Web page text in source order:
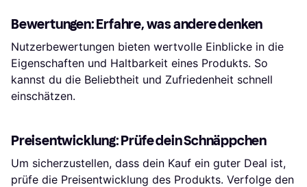
Bewertungen: Erfahre, was andere denken
Nutzerbewertungen bieten wertvolle Einblicke in die
Eigenschaften und Haltbarkeit eines Produkts. So
kannst du die Beliebtheit und Zufriedenheit schnell
einschätzen.
Preisentwicklung: Prüfe dein Schnäppchen
Um sicherzustellen, dass dein Kauf ein guter Deal ist,
prüfe die Preisentwicklung des Produkts. Verfolge den